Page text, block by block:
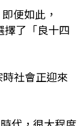
便如此，
擇了「良十四
社會正迎來